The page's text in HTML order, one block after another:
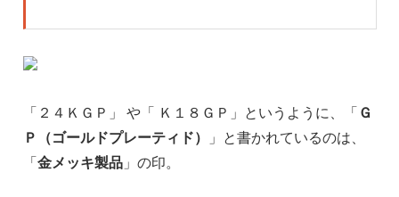
「２４ＫＧＰ」 や「 Ｋ１８ＧＰ」というように、「Ｇ
Ｐ（ゴールドプレーティド）
」と書かれているのは、
「金メッキ製品」の印。